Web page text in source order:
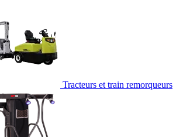
Tracteurs et train remorqueurs